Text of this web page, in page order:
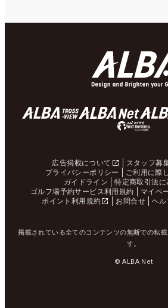
広告掲載について スタッフ募
プライバシーポリシー
ご利用に際
ガイドライン
特定商取引法
ゴルフ場予約サービス利用規約
マイペ
ポイント利用規約
お問合せ ヘ
掲載されている全てのコンテンツの無断での転
す。
© ALBA Net